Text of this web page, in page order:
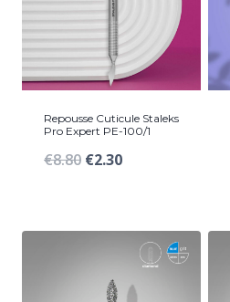
Repousse Cuticule Staleks
Pro Expert PE-100/1
€8.80 Le
€8.80.
€2.30Le
est :